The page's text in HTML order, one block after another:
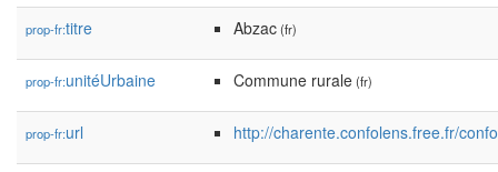
prop-fr:titre Abzac(fr)
prop-fr:unitéUrbaine Commune rurale(fr)
prop-fr:url http://charente.confolens.free.fr/